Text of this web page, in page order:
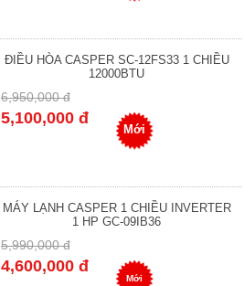
ĐIỀU HÒA CASPER SC-12FS33 1 CHIỀU
12000BTU
6,950,000 đ
5,100,000 đ
Mới
MÁY LẠNH CASPER 1 CHIỀU INVERTER
1 HP GC-09IB36
5,990,000 đ
4,600,000 đ
Mới